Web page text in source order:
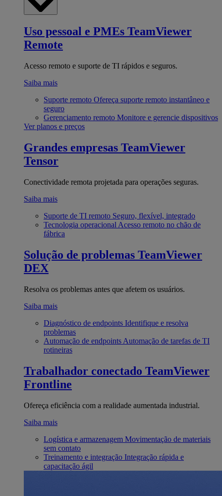
Uso pessoal e PMEs TeamViewer
Remote
Acesso remoto e suporte de TI rápidos e seguros.
Saiba mais
Suporte remoto Ofereça suporte remoto instantâneo e
seguro
Gerenciamento remoto Monitore e gerencie dispositivos
Ver planos e preços
Grandes empresas TeamViewer
Tensor
Conectividade remota projetada para operações seguras.
Saiba mais
Suporte de TI remoto Seguro, flexível, integrado
Tecnologia operacional Acesso remoto no chão de
fábrica
Solução de problemas TeamViewer
DEX
Resolva os problemas antes que afetem os usuários.
Saiba mais
Diagnóstico de endpoints Identifique e resolva
problemas
Automação de endpoints Automação de tarefas de TI
rotineiras
Trabalhador conectado TeamViewer
Frontline
Ofereça eficiência com a realidade aumentada industrial.
Saiba mais
Logística e armazenagem Movimentação de materiais
sem contato
Treinamento e integração Integração rápida e
capacitação ágil